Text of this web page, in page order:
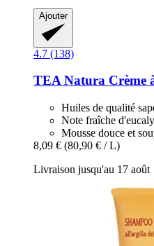
Ajouter
4.7 (138)
TEA Natura Crème
Huiles de qualité
Note fraîche
Mousse douce et
8,09 € (80,90 € / L)
Livraison jusqu'au 17 août